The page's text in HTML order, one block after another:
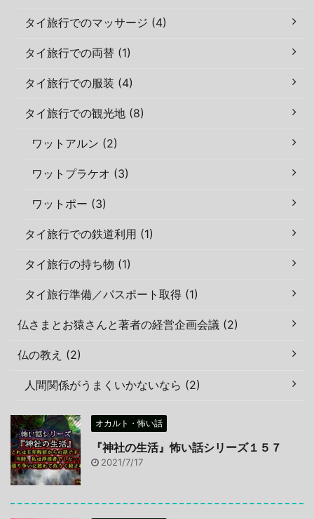
タイ旅行でのマッサージ (4)
タイ旅行での両替 (1)
タイ旅行での服装 (4)
タイ旅行での観光地 (8)
ワットアルン (2)
ワットプラケオ (3)
ワットポー (3)
タイ旅行での鉄道利用 (1)
タイ旅行の持ち物 (1)
タイ旅行準備／パスポート取得 (1)
仏さまとお猿さんと著者の経営企画会議 (2)
仏の教え (2)
人間関係がうまくいかないなら (2)
オカルト・怖い話
『神社の生活』怖い話シリーズ１５７
2021/7/17